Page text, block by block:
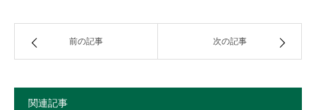
前の記事 次の記事
関連記事